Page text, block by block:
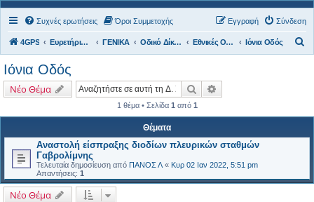
Συχνές ερωτήσεις Όροι Συμμετοχής Σύνδεση
Εγγραφή
4GPS Ευρετήριο Δ. Συζήτησης ΓΕΝΙΚΑ Οδικό Δίκτυο Εθνικές Οδοί Ιόνια Οδός
Ιόνια Οδός
Νέο Θέμα Αναζήτηση
1 θέμα • Σελίδα 1 από 1
Θέματα
Αναστολή είσπραξης διοδίων πλευρικών σταθμών
Γαβρολίμνης
Τελευταία δημοσίευση από ΠΑΝΟΣ Λ « Κυρ 02 Ιαν 2022, 5:51 pm
Απαντήσεις: 1
Νέο Θέμα